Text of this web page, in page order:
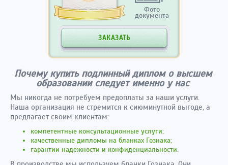
Фото
документа
ЗАКАЗАТЬ
Почему купить подлинный диплом о высшем
образовании следует именно у нас
Мы никогда не потребуем предоплаты за наши услуги.
Наша организация не стремится к сиюминутной выгоде, а
предлагает своим клиентам:
компетентные консультационные услуги;
качественные дипломы на бланках Гознака;
гарантии надежности и конфиденциальности.